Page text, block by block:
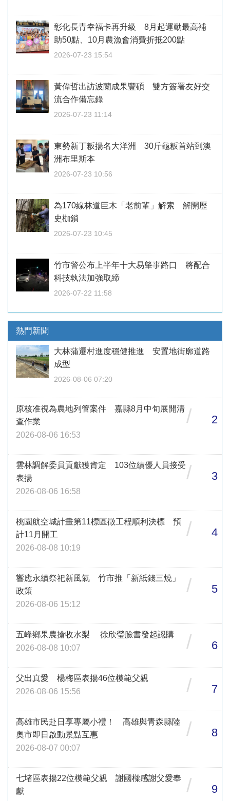
彰化長青幸福卡再升級 8月起運動最高補
助50點、10月農漁會消費折抵200點
2026-07-23 15:54
黃偉哲出訪波蘭成果豐碩 雙方簽署友好交
流合作備忘錄
2026-07-23 11:14
東勢新丁粄揚名大洋洲 30斤龜粄首站到澳
洲布里斯本
2026-07-23 10:56
為170線林道巨木「老前輩」解索 解開歷
史枷鎖
2026-07-23 10:45
竹市警公布上半年十大易肇事路口 將配合
科技執法加強取締
2026-07-22 11:58
熱門新聞
大林蒲遷村進度穩健推進 安置地街廓道路
成型
2026-08-06 07:20
原核准視為農地列管案件 嘉縣8月中旬展開清
查作業
2026-08-06 16:53
/ 2
雲林調解委員貢獻獲肯定 103位績優人員接受
表揚
2026-08-06 16:58
/ 3
桃園航空城計畫第11標區徵工程順利決標 預
計11月開工
2026-08-08 10:19
/ 4
響應永續祭祀新風氣 竹市推「新紙錢三燒」
政策
2026-08-06 15:12
/ 5
五峰鄉果農搶收水梨 徐欣瑩臉書發起認購
2026-08-08 10:07
/ 6
父出真愛 楊梅區表揚46位模範父親
2026-08-06 15:56
/ 7
高雄市民赴日享專屬小禮！ 高雄與青森縣陸
奧市即日啟動景點互惠
2026-08-07 00:07
/ 8
七堵區表揚22位模範父親 謝國樑感謝父愛奉
獻
/ 9